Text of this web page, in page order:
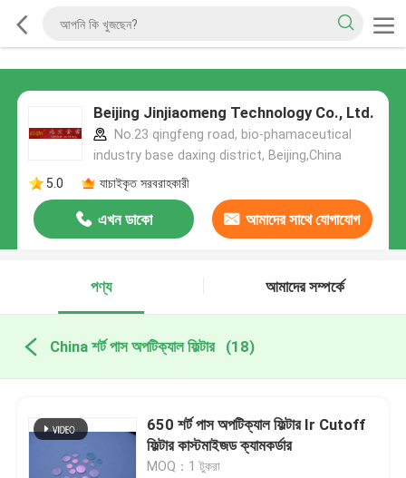
Beijing Jinjiaomeng Technology Co., Ltd.
No.23 qingfeng road, bio-phamaceutical
industry base daxing district, Beijing,China
5.0
যাচাইকৃত সরবরাহকারী
এখন ডাকো আমাদের সাথে যোগাযোগ
পণ্য
আমাদের সম্পর্কে
China শর্ট পাস অপটিক্যাল ফিল্টার (18)
650 শর্ট পাস অপটিক্যাল ফিল্টার Ir Cutoff
ফিল্টার কাস্টমাইজড ক্যামকর্ডার
MOQ：1 টুকরা